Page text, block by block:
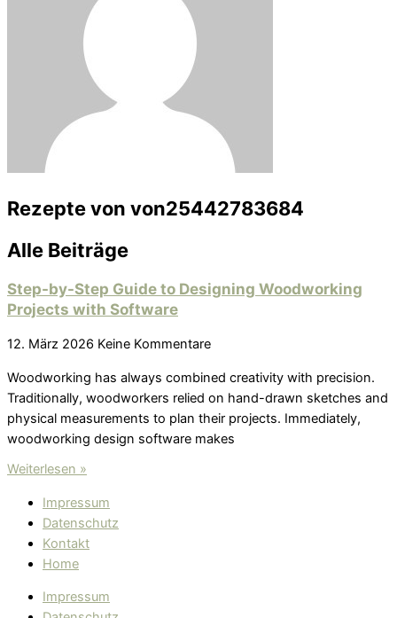
Rezepte von von25442783684
Alle Beiträge
Step-by-Step Guide to Designing Woodworking
Projects with Software
12. März 2026 Keine Kommentare
Woodworking has always combined creativity with precision.
Traditionally, woodworkers relied on hand-drawn sketches and
physical measurements to plan their projects. Immediately,
woodworking design software makes
Weiterlesen »
Impressum
Datenschutz
Kontakt
Home
Impressum